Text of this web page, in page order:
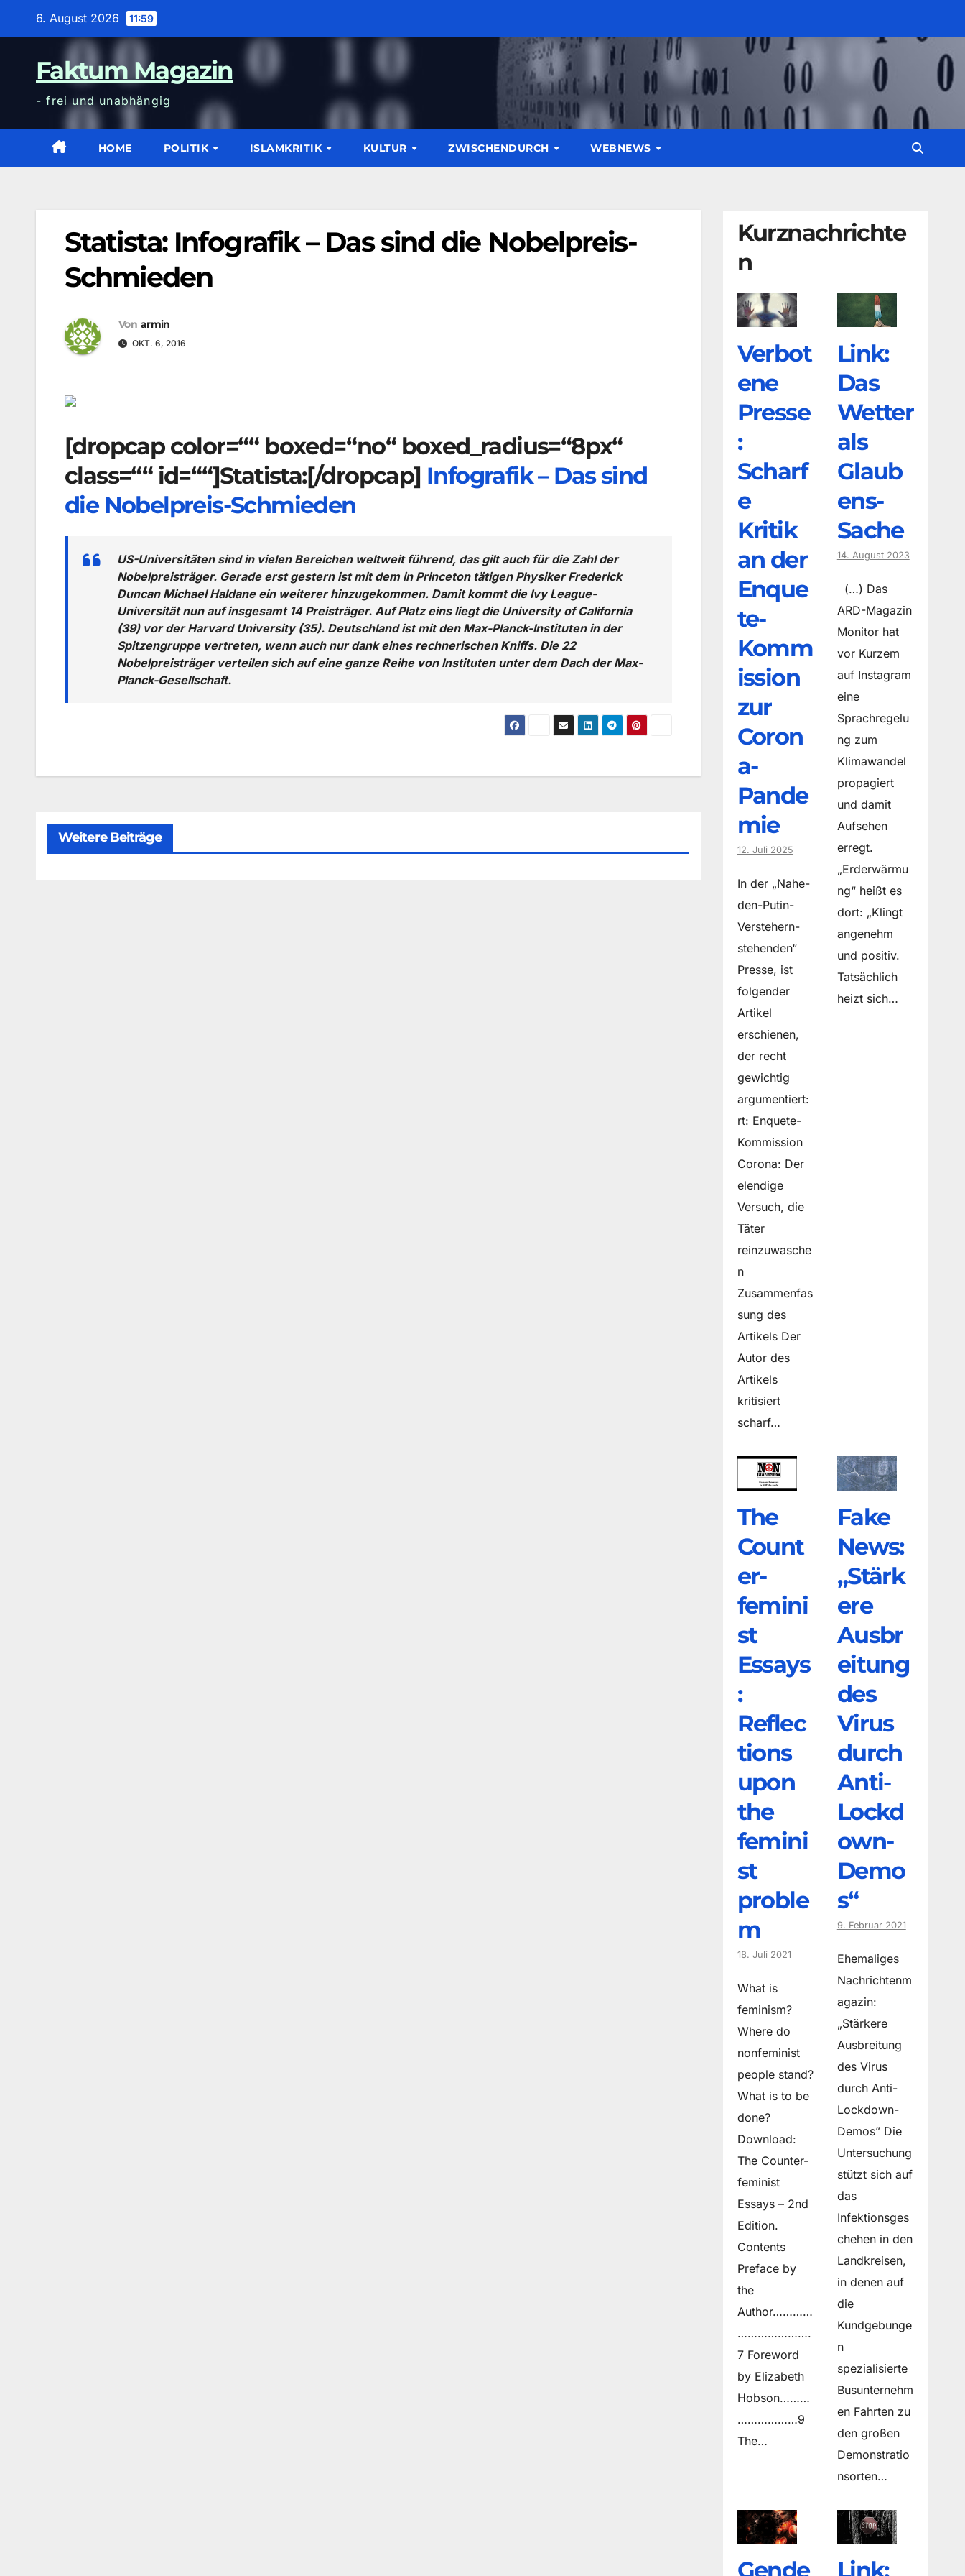
6. August 2026 11:59
Faktum Magazin
- frei und unabhängig
HOME POLITIK ISLAMKRITIK KULTUR ZWISCHENDURCH WEBNEWS
Statista: Infografik – Das sind die Nobelpreis-
Schmieden
Von armin
OKT. 6, 2016
[dropcap color=““ boxed=“no“ boxed_radius=“8px“
class=““ id=““]Statista:[/dropcap] Infografik – Das sind
die Nobelpreis-Schmieden
US-Universitäten sind in vielen Bereichen weltweit führend, das gilt auch für die Zahl der
Nobelpreisträger. Gerade erst gestern ist mit dem in Princeton tätigen Physiker Frederick
Duncan Michael Haldane ein weiterer hinzugekommen. Damit kommt die Ivy League-
Universität nun auf insgesamt 14 Preisträger. Auf Platz eins liegt die University of California
(39) vor der Harvard University (35). Deutschland ist mit den Max-Planck-Instituten in der
Spitzengruppe vertreten, wenn auch nur dank eines rechnerischen Kniffs. Die 22
Nobelpreisträger verteilen sich auf eine ganze Reihe von Instituten unter dem Dach der Max-
Planck-Gesellschaft.
Weitere Beiträge
Kurznachrichte
n
Verbot
ene
Presse
:
Scharf
e
Kritik
an der
Enque
te-
Komm
ission
zur
Coron
a-
Pande
mie
12. Juli 2025
In der „Nahe-
den-Putin-
Verstehern-
stehenden“
Presse, ist
folgender
Artikel
erschienen,
der recht
gewichtig
argumentiert:
rt: Enquete-
Kommission
Corona: Der
elendige
Versuch, die
Täter
reinzuwasche
n
Zusammenfas
sung des
Artikels Der
Autor des
Artikels
kritisiert
scharf…
Link:
Das
Wetter
als
Glaub
ens-
Sache
14. August 2023
(…) Das
ARD-Magazin
Monitor hat
vor Kurzem
auf Instagram
eine
Sprachregelu
ng zum
Klimawandel
propagiert
und damit
Aufsehen
erregt.
„Erderwärmu
ng“ heißt es
dort: „Klingt
angenehm
und positiv.
Tatsächlich
heizt sich…
The
Count
er­
femini
st
Essays
:
Reflec
tions
upon
the
femini
st
proble
m
18. Juli 2021
What is
feminism?
Where do
non­feminist
people stand?
What is to be
done?
Download:
The Counter-
feminist
Essays – 2nd
Edition.
Contents
Preface by
the
Author…………
………………….
7 Foreword
by Elizabeth
Hobson………
………………9
The…
Fake
News:
„Stärk
ere
Ausbr
eitung
des
Virus
durch
Anti-
Lockd
own-
Demo
s“
9. Februar 2021
Ehemaliges
Nachrichtenm
agazin:
„Stärkere
Ausbreitung
des Virus
durch Anti-
Lockdown-
Demos” Die
Untersuchung
stützt sich auf
das
Infektionsges
chehen in den
Landkreisen,
in denen auf
die
Kundgebunge
n
spezialisierte
Busunternehm
en Fahrten zu
den großen
Demonstratio
nsorten…
Gende Link: